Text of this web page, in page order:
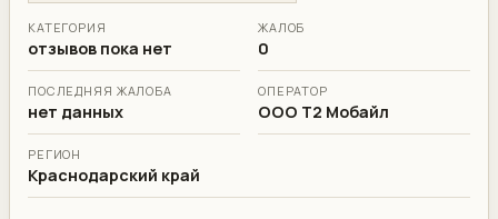
КАТЕГОРИЯ
отзывов пока нет
ЖАЛОБ
0
ПОСЛЕДНЯЯ ЖАЛОБА
нет данных
ОПЕРАТОР
ООО Т2 Мобайл
РЕГИОН
Краснодарский край